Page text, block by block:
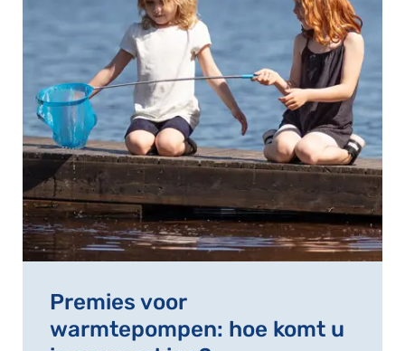
Premies voor
warmtepompen: hoe komt u